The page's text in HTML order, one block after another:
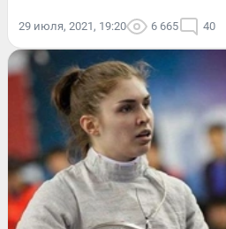
29 июля, 2021, 19:20 6 665 40